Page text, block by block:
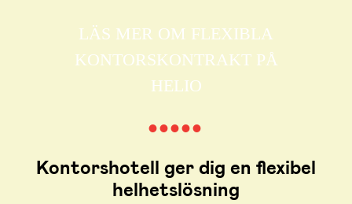
LÄS MER OM FLEXIBLA
KONTORSKONTRAKT PÅ
HELIO
● ● ● ● ●
Kontorshotell ger dig en flexibel
helhetslösning